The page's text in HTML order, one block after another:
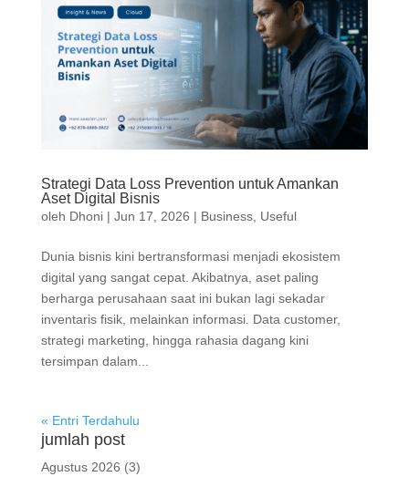
Strategi Data Loss Prevention untuk Amankan
Aset Digital Bisnis
oleh Dhoni| Jun 17, 2026 | Business, Useful
Dunia bisnis kini bertransformasi menjadi ekosistem
digital yang sangat cepat. Akibatnya, aset paling
berharga perusahaan saat ini bukan lagi sekadar
inventaris fisik, melainkan informasi. Data customer,
strategi marketing, hingga rahasia dagang kini
tersimpan dalam...
« Entri Terdahulu
jumlah post
Agustus 2026 (3)